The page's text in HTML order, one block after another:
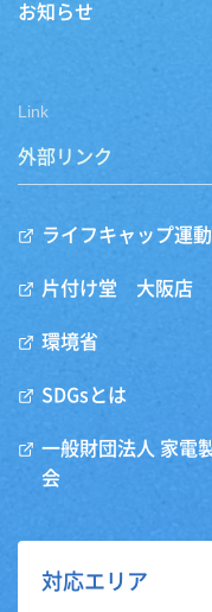
お知らせ
Link
外部リンク
ライフキャップ運動
片付け堂 大阪店
環境省
SDGsとは
一般財団法人 家電
会
対応エリア